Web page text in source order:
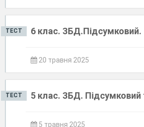
ТЕСТ 6 клас. ЗБД.Підсумковий.
20 травня 2025
ТЕСТ 5 клас. ЗБД. Підсумковий
5 травня 2025